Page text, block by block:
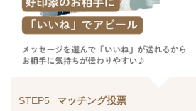
STEP5 マッチング投票